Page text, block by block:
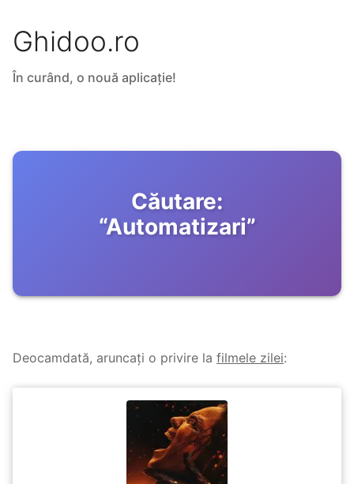
Ghidoo.ro
În curând, o nouă aplicație!
Căutare:
“Automatizari”
Deocamdată, aruncați o privire la filmele zilei: